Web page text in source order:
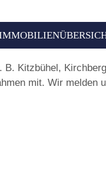
B. Kitzbühel,
mit. Wir